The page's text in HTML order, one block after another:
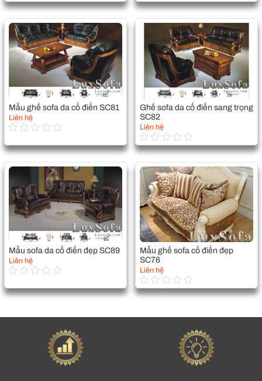
Mẫu ghế sofa da cổ điển SC81
Liên hệ
Ghế sofa da cổ điển sang trọng
SC82
Liên hệ
Mẫu sofa da cổ điển đẹp SC89
Liên hệ
Mẫu ghế sofa cổ điển đẹp
SC76
Liên hệ